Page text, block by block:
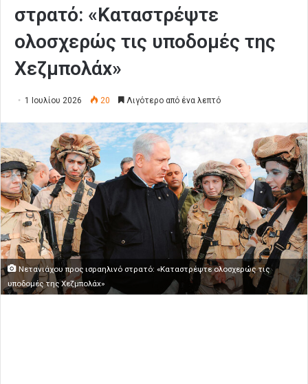
στρατό: «Καταστρέψτε
ολοσχερώς τις υποδομές της
Χεζμπολάx»
1 Ιουλίου 2026 20 Λιγότερο από ένα λεπτό
Νετανιάχου προς ισραηλινό στρατό: «Καταστρέψτε ολοσχερώς τις
υποδομές της Χεζμπολάx»